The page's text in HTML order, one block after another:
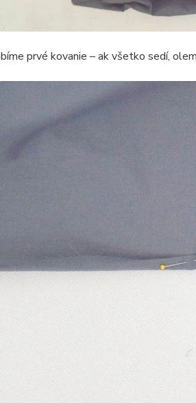
prvé kovanie – ak všetko sedí,